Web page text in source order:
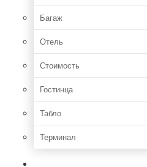
Багаж
Отель
Стоимость
Гостинца
Табло
Терминал